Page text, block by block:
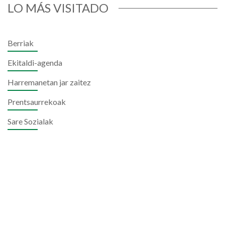
LO MÁS VISITADO
Berriak
Ekitaldi-agenda
Harremanetan jar zaitez
Prentsaurrekoak
Sare Sozialak